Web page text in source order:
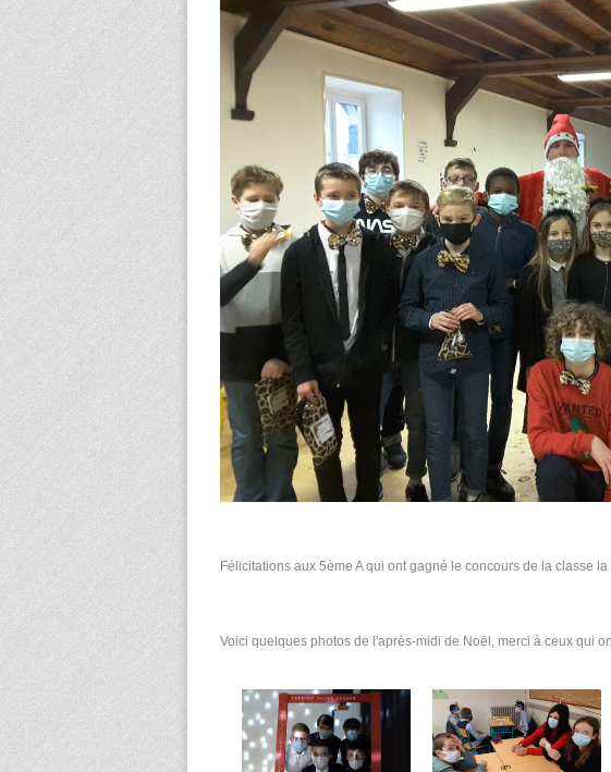
Félicitations aux 5ème A qui ont gagné le concours de la classe
Voici quelques photos de l'après-midi de Noël, merci à ceux qui